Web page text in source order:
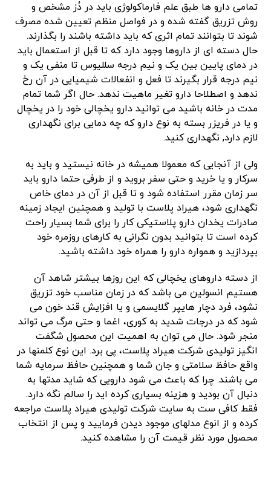
تمامی دارو ها طبق علم فارماکولوژی باید در دُز مشخص و
روش تزریق گفته شده و در فواصل منظم تعیین شده مصرف
شوند تا بتوانند تمام اثری که باید داشته باشند را بگذارند.
حال دسته ای از داروها وجود دارد که تا قبل از استعمال باید
در دمای پایین بین یک و نیم درجه سللیوس تا منفی یک و
نیم درجه قرار بگیرند تا فعل و انفعالات شیمیایی در آن رخ
ندهد و اصطلاحا دارو تغیر ماهیت ندهد. حال اگر شما تمام
مدت در خانه باشید می توانید دارو یخچالی خود را در یخچال
و یا در فریزر بسته به نوع دارو که چه دمایی برای نگهداری
لازم دارد, نگهداری کنید.
ولی از آنجایی که معمولا همیشه در خانه نیستید و باید به
سرکار و یا خرید و حتی سفر بروید و از طرفی حتما دارو باید
سر زمان مقرر استفاده شود و تا قبل از آن در دمای خاص
نگهداری شود، هیراد پلاست با تولید و همچنین ایجاد زمینه
صادرات یخدان دارو پلاستیکی کار را برای شما بسیار راحت
کرده است تا بتوانید بدون نگرانی به کارهای روزمره خود
بپردازید و همواره دارو را همراه خود داشته باشید.
از دسته داروهای یخچالی که این روزها بیشتر شاهد آن
هستیم انسولین می باشد که در زمان مناسب خود تزریق
نشود، فرد دچار هایپر گلایسمی و یا افزایش قند خون می
شود که در درجات شدید به کوری، اغما و حتی مرگ می تواند
منجر شود. حال می توان به اهمیت این محصول شگفت
انگیز تولیدی شرکت هیراد پلاست، پی برد. این نوع کلمنها در
واقع حافظ سلامتی و جان شما و همچنین حافظ سرمایه شما
می باشند. چرا که باعث می شود دارویی که شاید مدتها به
دنبال آن بودید و هزینه بسیاری کرده اید را سالم نگه دارد.
فقط کافی ست به سایت شرکت تولیدی هیراد پلاست مراجعه
کرده و از انوع مدلهای موجود دیدن فرمایید و پس از انتخاب
محصول مورد نظر قیمت آن را مشاهده کنید.